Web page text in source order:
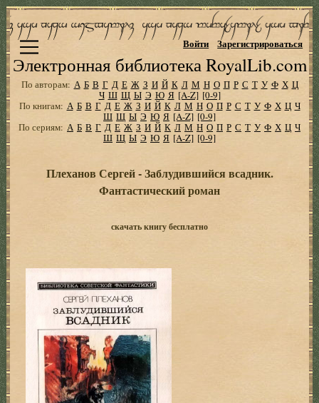
Электронная библиотека RoyalLib.com
Войти Зарегистрироваться
По авторам: А Б В Г Д Е Ж З И Й К Л М Н О П Р С Т У Ф Х Ц
Ч Ш Щ Ы Э Ю Я [A-Z] [0-9]
По книгам: А Б В Г Д Е Ж З И Й К Л М Н О П Р С Т У Ф Х Ц Ч
Ш Щ Ы Э Ю Я [A-Z] [0-9]
По сериям: А Б В Г Д Е Ж З И Й К Л М Н О П Р С Т У Ф Х Ц Ч
Ш Щ Ы Э Ю Я [A-Z] [0-9]
Плеханов Сергей - Заблудившийся всадник.
Фантастический роман
скачать книгу бесплатно